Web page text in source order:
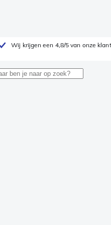
Wij krijgen een 4,8/5 van onze